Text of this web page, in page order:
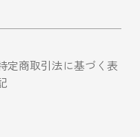
定商取引法に基づく表